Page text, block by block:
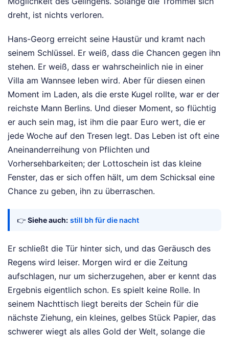
dreht, ist nichts verloren.
Hans-Georg erreicht seine Haustür und kramt nach
seinem Schlüssel. Er weiß, dass die Chancen gegen ihn
stehen. Er weiß, dass er wahrscheinlich nie in einer
Villa am Wannsee leben wird. Aber für diesen einen
Moment im Laden, als die erste Kugel rollte, war er der
reichste Mann Berlins. Und dieser Moment, so flüchtig
er auch sein mag, ist ihm die paar Euro wert, die er
jede Woche auf den Tresen legt. Das Leben ist oft eine
Aneinanderreihung von Pflichten und
Vorhersehbarkeiten; der Lottoschein ist das kleine
Fenster, das er sich offen hält, um dem Schicksal eine
Chance zu geben, ihn zu überraschen.
👉 Siehe auch: still bh für die nacht
Er schließt die Tür hinter sich, und das Geräusch des
Regens wird leiser. Morgen wird er die Zeitung
aufschlagen, nur um sicherzugehen, aber er kennt das
Ergebnis eigentlich schon. Es spielt keine Rolle. In
seinem Nachttisch liegt bereits der Schein für die
nächste Ziehung, ein kleines, gelbes Stück Papier, das
schwerer wiegt als alles Gold der Welt, solange die